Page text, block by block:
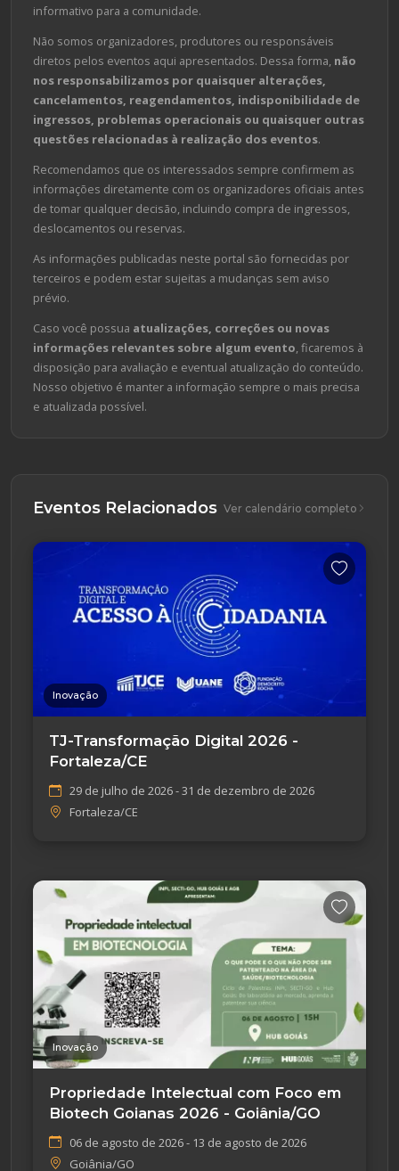
informativo para a comunidade.
Não somos organizadores, produtores ou responsáveis
diretos pelos eventos aqui apresentados. Dessa forma, não
nos responsabilizamos por quaisquer alterações,
cancelamentos, reagendamentos, indisponibilidade de
ingressos, problemas operacionais ou quaisquer outras
questões relacionadas à realização dos eventos.
Recomendamos que os interessados sempre confirmem as
informações diretamente com os organizadores oficiais antes
de tomar qualquer decisão, incluindo compra de ingressos,
deslocamentos ou reservas.
As informações publicadas neste portal são fornecidas por
terceiros e podem estar sujeitas a mudanças sem aviso
prévio.
Caso você possua atualizações, correções ou novas
informações relevantes sobre algum evento, ficaremos à
disposição para avaliação e eventual atualização do conteúdo.
Nosso objetivo é manter a informação sempre o mais precisa
e atualizada possível.
Eventos Relacionados Ver calendário completo
Inovação
TJ-Transformação Digital 2026 -
Fortaleza/CE
29 de julho de 2026 - 31 de dezembro de 2026
Fortaleza/CE
Inovação
Propriedade Intelectual com Foco em
Biotech Goianas 2026 - Goiânia/GO
06 de agosto de 2026 - 13 de agosto de 2026
Goiânia/GO